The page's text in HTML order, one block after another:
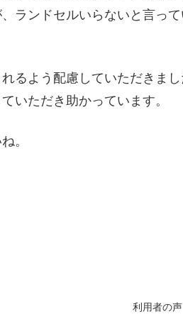
ランドセルいらないと言っ
るよう配慮していただきま
いただき助かっています。
。
利用者の声